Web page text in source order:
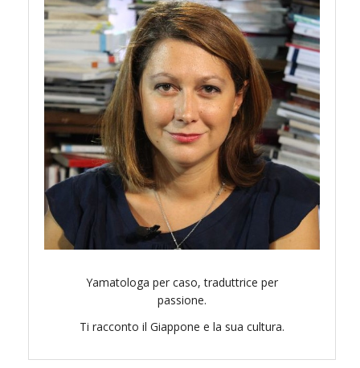
Yamatologa per caso, traduttrice per
passione.
Ti racconto il Giappone e la sua cultura.